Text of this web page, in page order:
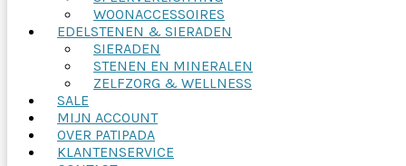
WOONACCESSOIRES
EDELSTENEN & SIERADEN
SIERADEN
STENEN EN MINERALEN
ZELFZORG & WELLNESS
SALE
MIJN ACCOUNT
OVER PATIPADA
KLANTENSERVICE